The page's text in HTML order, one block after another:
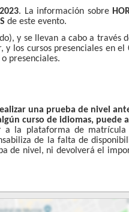
. La información sobre
de este evento.
y se llevan a cabo a través
los cursos presenciales en el
presenciales.
una prueba de nivel
curso de idiomas, puede
a la plataforma de matrícula
de la falta de
de nivel, ni devolverá el